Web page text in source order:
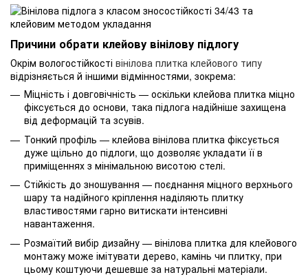
Причини обрати клейову вінілову підлогу
Окрім вологостійкості вінілова плитка клейового типу
відрізняється й іншими відмінностями, зокрема:
Міцність і довговічність — оскільки клейова плитка міцно
фіксується до основи, така підлога надійніше захищена
від деформацій та зсувів.
Тонкий профіль — клейова вінілова плитка фіксується
дуже щільно до підлоги, що дозволяє укладати її в
приміщеннях з мінімальною висотою стелі.
Стійкість до зношування — поєднання міцного верхнього
шару та надійного кріплення наділяють плитку
властивостями гарно витискати інтенсивні
навантаження.
Розмаїтий вибір дизайну — вінілова плитка для клейового
монтажу може імітувати дерево, камінь чи плитку, при
цьому коштуючи дешевше за натуральні матеріали.